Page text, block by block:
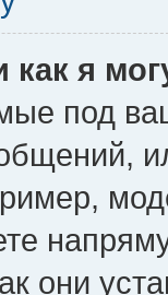
как я
под
они